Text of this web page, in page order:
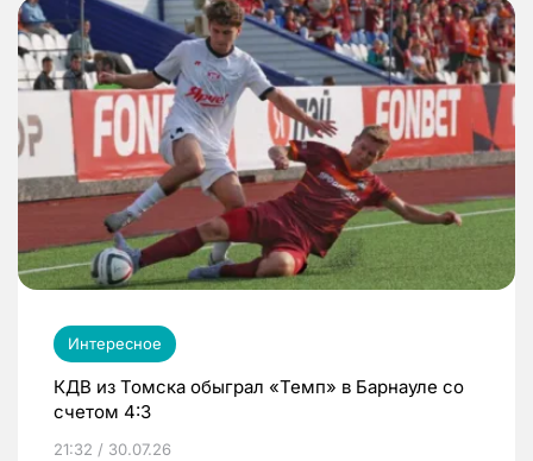
Интересное
КДВ из Томска обыграл «Темп» в Барнауле со
счетом 4:3
21:32 / 30.07.26